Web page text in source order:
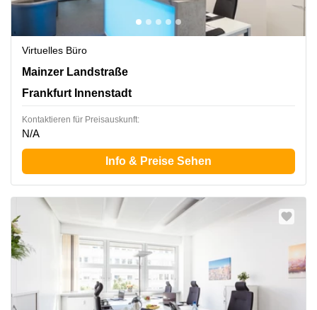
Virtuelles Büro
Mainzer Landstraße 69, Frankfurt Innenstadt
Mainzer Landstraße
Frankfurt Innenstadt
Kontaktieren für Preisauskunft:
N/A
Info & Preise Sehen